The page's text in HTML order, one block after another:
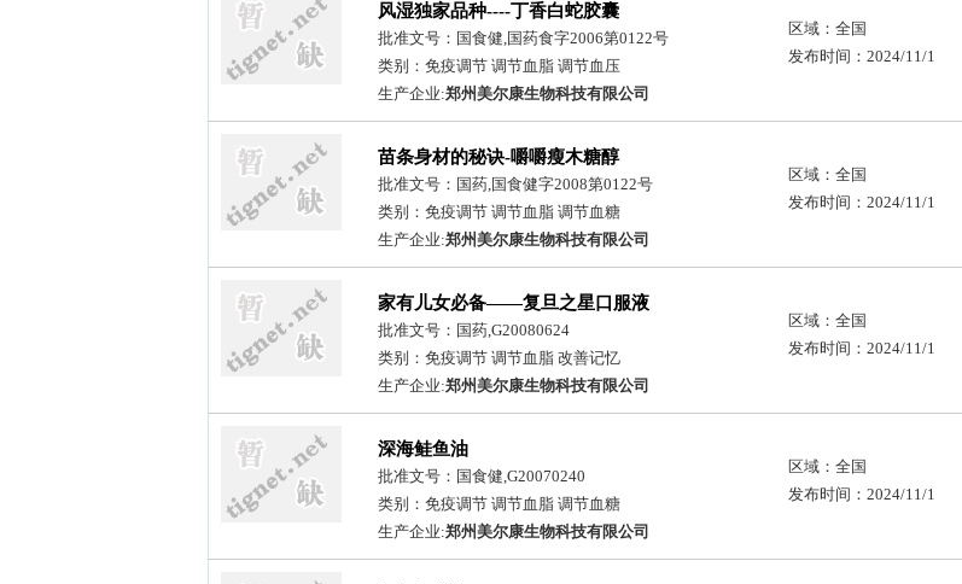
风湿独家品种----丁香白蛇胶囊
批准文号：国食健,国药食字2006第0122号
类别：免疫调节 调节血脂 调节血压
生产企业:郑州美尔康生物科技有限公司
区域：全国
发布时间：2024/11/1
苗条身材的秘诀-嚼嚼瘦木糖醇
批准文号：国药,国食健字2008第0122号
类别：免疫调节 调节血脂 调节血糖
生产企业:郑州美尔康生物科技有限公司
区域：全国
发布时间：2024/11/1
家有儿女必备——复旦之星口服液
批准文号：国药,G20080624
类别：免疫调节 调节血脂 改善记忆
生产企业:郑州美尔康生物科技有限公司
区域：全国
发布时间：2024/11/1
深海鲑鱼油
批准文号：国食健,G20070240
类别：免疫调节 调节血脂 调节血糖
生产企业:郑州美尔康生物科技有限公司
区域：全国
发布时间：2024/11/1